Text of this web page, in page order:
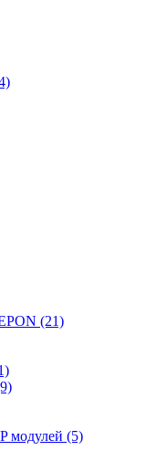
(21)
модулей (5)